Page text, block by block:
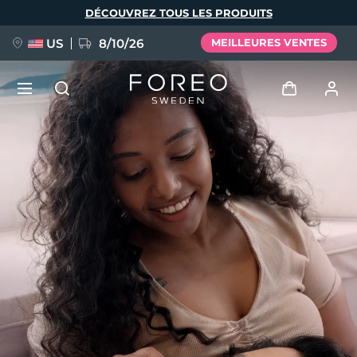
DÉCOUVREZ TOUS LES PRODUITS
US 8/10/26 MEILLEURES VENTES
Se connecter
Profil de l'utilisateur
Mes appareils
Mes commandes
Mes adresses
Mes abonnements
NOUVEAU
FAQ™ Pure Beauty-Tech Elixir
BREAKING NEWS
issa™ Teeth Whitening Set
Langue
English Deutsch
Español
Français
Italiano
Português
Polski
Svenska
Русский
Türkçe
简体中文 繁體中文